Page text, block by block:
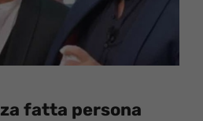
fatta persona